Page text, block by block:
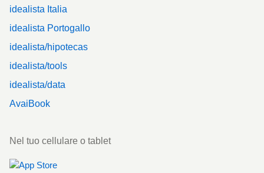
idealista Italia
idealista Portogallo
idealista/hipotecas
idealista/tools
idealista/data
AvaiBook
Nel tuo cellulare o tablet